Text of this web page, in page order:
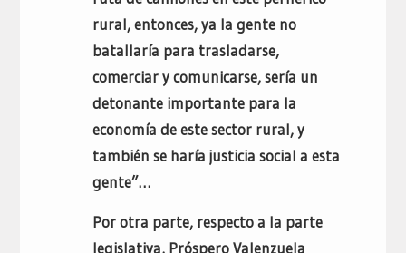
rural, entonces, ya la gente no
batallaría para trasladarse,
comerciar y comunicarse, sería un
detonante importante para la
economía de este sector rural, y
también se haría justicia social a esta
gente”…
Por otra parte, respecto a la parte
legislativa, Próspero Valenzuela